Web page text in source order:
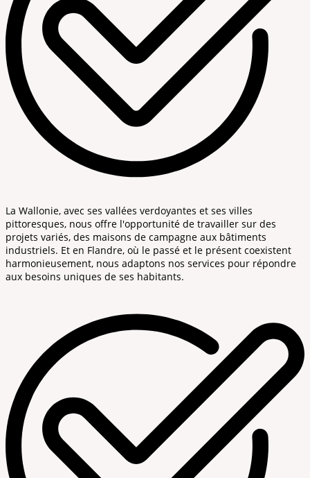
La Wallonie, avec ses vallées verdoyantes et ses villes
pittoresques, nous offre l'opportunité de travailler sur des
projets variés, des maisons de campagne aux bâtiments
industriels. Et en Flandre, où le passé et le présent coexistent
harmonieusement, nous adaptons nos services pour répondre
aux besoins uniques de ses habitants.